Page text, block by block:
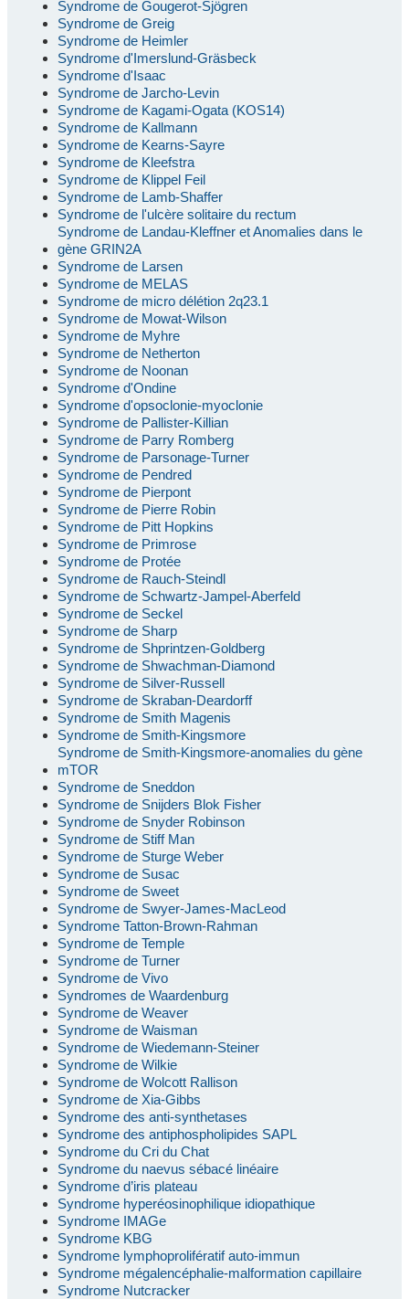
Syndrome de Gougerot-Sjögren
Syndrome de Greig
Syndrome de Heimler
Syndrome d'Imerslund-Gräsbeck
Syndrome d'Isaac
Syndrome de Jarcho-Levin
Syndrome de Kagami-Ogata (KOS14)
Syndrome de Kallmann
Syndrome de Kearns-Sayre
Syndrome de Kleefstra
Syndrome de Klippel Feil
Syndrome de Lamb-Shaffer
Syndrome de l'ulcère solitaire du rectum
Syndrome de Landau-Kleffner et Anomalies dans le
gène GRIN2A
Syndrome de Larsen
Syndrome de MELAS
Syndrome de micro délétion 2q23.1
Syndrome de Mowat-Wilson
Syndrome de Myhre
Syndrome de Netherton
Syndrome de Noonan
Syndrome d'Ondine
Syndrome d'opsoclonie-myoclonie
Syndrome de Pallister-Killian
Syndrome de Parry Romberg
Syndrome de Parsonage-Turner
Syndrome de Pendred
Syndrome de Pierpont
Syndrome de Pierre Robin
Syndrome de Pitt Hopkins
Syndrome de Primrose
Syndrome de Protée
Syndrome de Rauch-Steindl
Syndrome de Schwartz-Jampel-Aberfeld
Syndrome de Seckel
Syndrome de Sharp
Syndrome de Shprintzen-Goldberg
Syndrome de Shwachman-Diamond
Syndrome de Silver-Russell
Syndrome de Skraban-Deardorff
Syndrome de Smith Magenis
Syndrome de Smith-Kingsmore
Syndrome de Smith-Kingsmore-anomalies du gène
mTOR
Syndrome de Sneddon
Syndrome de Snijders Blok Fisher
Syndrome de Snyder Robinson
Syndrome de Stiff Man
Syndrome de Sturge Weber
Syndrome de Susac
Syndrome de Sweet
Syndrome de Swyer-James-MacLeod
Syndrome Tatton-Brown-Rahman
Syndrome de Temple
Syndrome de Turner
Syndrome de Vivo
Syndromes de Waardenburg
Syndrome de Weaver
Syndrome de Waisman
Syndrome de Wiedemann-Steiner
Syndrome de Wilkie
Syndrome de Wolcott Rallison
Syndrome de Xia-Gibbs
Syndrome des anti-synthetases
Syndrome des antiphospholipides SAPL
Syndrome du Cri du Chat
Syndrome du naevus sébacé linéaire
Syndrome d’iris plateau
Syndrome hyperéosinophilique idiopathique
Syndrome IMAGe
Syndrome KBG
Syndrome lymphoprolifératif auto-immun
Syndrome mégalencéphalie-malformation capillaire
Syndrome Nutcracker